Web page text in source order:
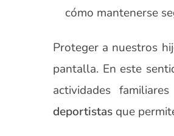
cómo mantenerse
Proteger a nuestros
pantalla. En este
actividades
deportistas que